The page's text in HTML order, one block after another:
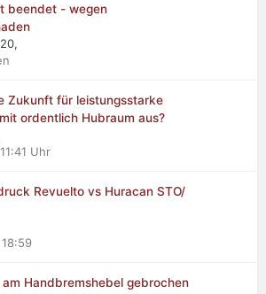
beendet - wegen
Zukunft für leistungsstarke
ordentlich Hubraum aus?
Uhr
Revuelto vs Huracan STO/
Handbremshebel gebrochen